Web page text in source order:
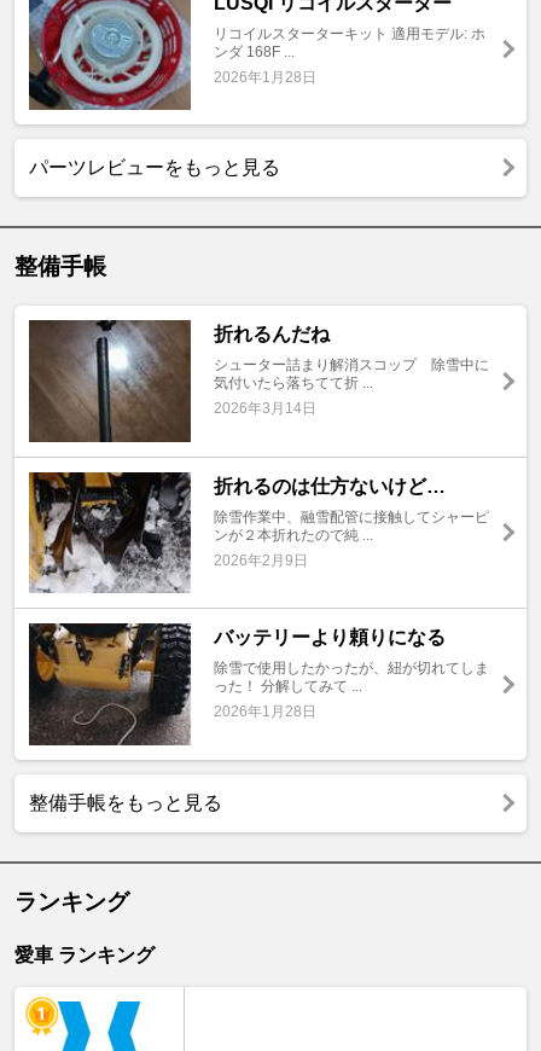
リコイルスターターキット 適用モデル: ホ
ンダ 168F ...
2026年1月28日
パーツレビューをもっと見る
整備手帳
折れるんだね
シューター詰まり解消スコップ 除雪中に
気付いたら落ちてて折 ...
2026年3月14日
折れるのは仕方ないけど…
除雪作業中、融雪配管に接触してシャーピ
ンが２本折れたので純 ...
2026年2月9日
バッテリーより頼りになる
除雪で使用したかったが、紐が切れてしま
った！ 分解してみて ...
2026年1月28日
整備手帳をもっと見る
ランキング
愛車 ランキング